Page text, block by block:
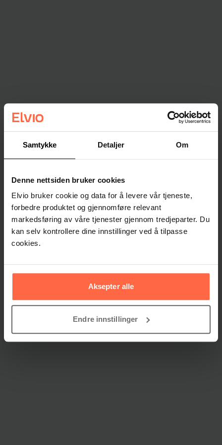
Samtykke Detaljer Om
Denne nettsiden bruker cookies
Elvio bruker cookie og data for å levere vår tjeneste,
forbedre produktet og gjennomføre relevant
markedsføring av våre tjenester gjennom tredjeparter. Du
kan selv kontrollere dine innstillinger ved å tilpasse
cookies.
Aksepter alle
Endre innstillinger